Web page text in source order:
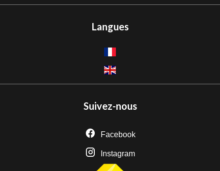
Langues
Suivez-nous
Facebook
Instagram